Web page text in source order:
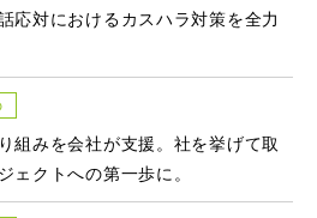
応対におけるカスハラ対策を全力
組みを会社が支援。社を挙げて取
ェクトへの第一歩に。